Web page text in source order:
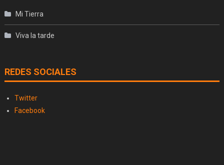
Mi Tierra
Viva la tarde
REDES SOCIALES
Twitter
Facebook